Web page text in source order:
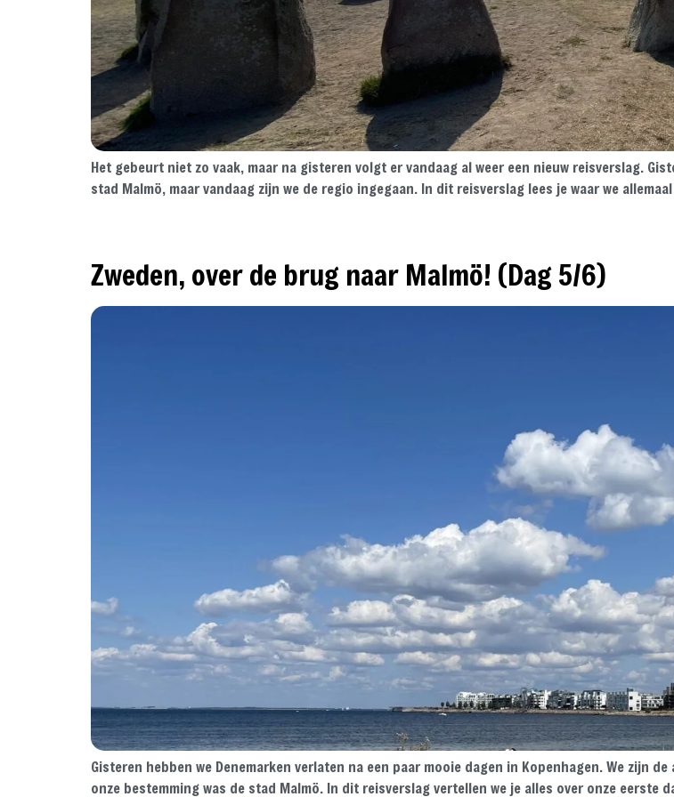
Het gebeurt niet zo vaak, maar na gisteren volgt er vandaag al weer een nieuw reisverslag.
stad Malmö, maar vandaag zijn we de regio ingegaan. In dit reisverslag lees je waar we
Zweden, over de brug naar Malmö! (Dag 5/6)
Gisteren hebben we Denemarken verlaten na een paar mooie dagen in Kopenhagen. We zijn
onze bestemming was de stad Malmö. In dit reisverslag vertellen we je alles over onze eerste